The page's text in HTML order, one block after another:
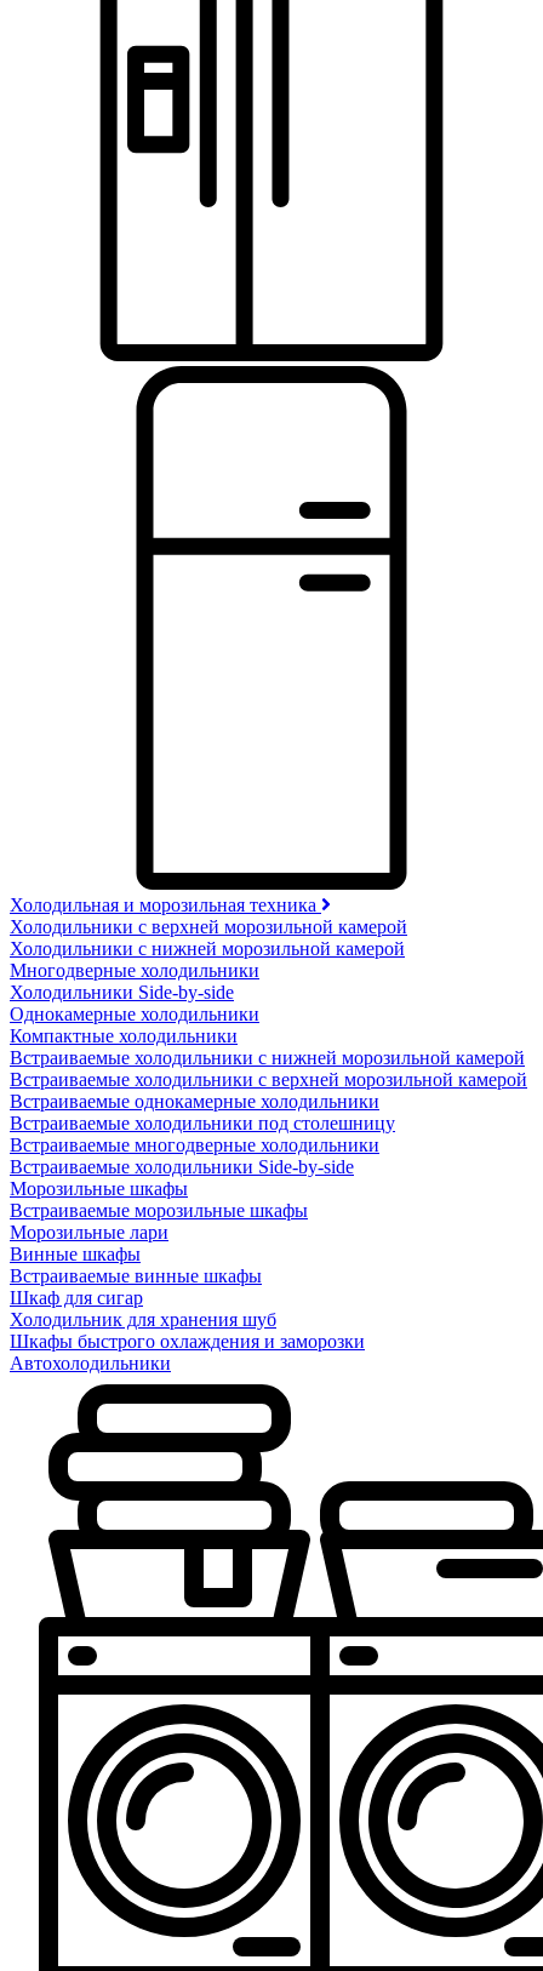
Холодильная и морозильная техника
Холодильники с верхней морозильной камерой
Холодильники с нижней морозильной камерой
Многодверные холодильники
Холодильники Side-by-side
Однокамерные холодильники
Компактные холодильники
Встраиваемые холодильники с нижней морозильной камерой
Встраиваемые холодильники с верхней морозильной камерой
Встраиваемые однокамерные холодильники
Встраиваемые холодильники под столешницу
Встраиваемые многодверные холодильники
Встраиваемые холодильники Side-by-side
Морозильные шкафы
Встраиваемые морозильные шкафы
Морозильные лари
Винные шкафы
Встраиваемые винные шкафы
Шкаф для сигар
Холодильник для хранения шуб
Шкафы быстрого охлаждения и заморозки
Автохолодильники